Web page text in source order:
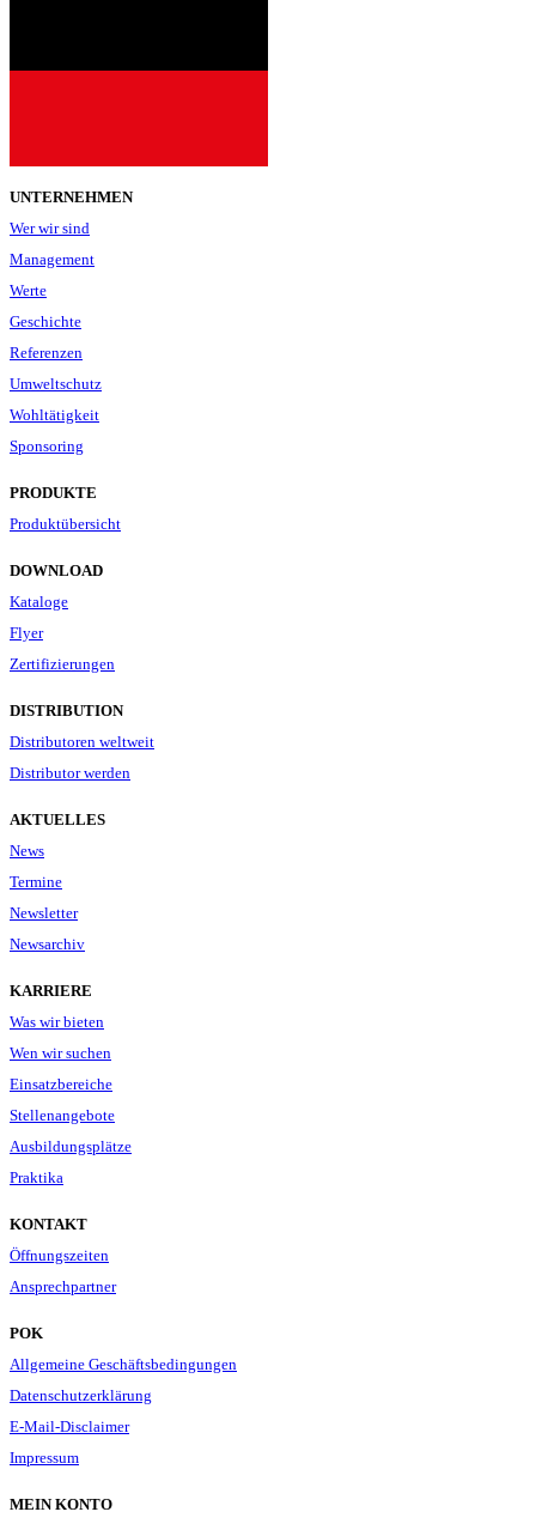
UNTERNEHMEN
Wer wir sind
Management
Werte
Geschichte
Referenzen
Umweltschutz
Wohltätigkeit
Sponsoring
PRODUKTE
Produktübersicht
DOWNLOAD
Kataloge
Flyer
Zertifizierungen
DISTRIBUTION
Distributoren weltweit
Distributor werden
AKTUELLES
News
Termine
Newsletter
Newsarchiv
KARRIERE
Was wir bieten
Wen wir suchen
Einsatzbereiche
Stellenangebote
Ausbildungsplätze
Praktika
KONTAKT
Öffnungszeiten
Ansprechpartner
POK
Allgemeine Geschäftsbedingungen
Datenschutzerklärung
E-Mail-Disclaimer
Impressum
MEIN KONTO